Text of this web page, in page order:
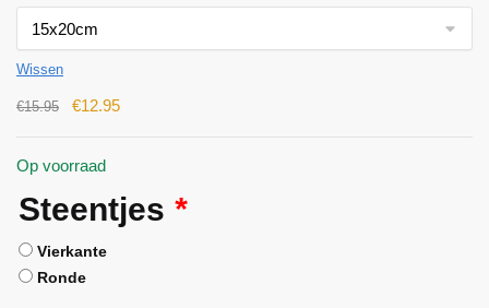
Wissen
€15.95 €12.95
Op voorraad
Steentjes *
Vierkante
Ronde